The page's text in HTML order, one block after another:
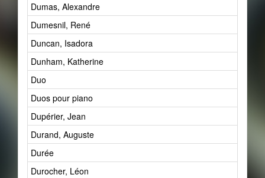
Dumas, Alexandre
Dumesnil, René
Duncan, Isadora
Dunham, Katherine
Duo
Duos pour piano
Dupérier, Jean
Durand, Auguste
Durée
Durocher, Léon